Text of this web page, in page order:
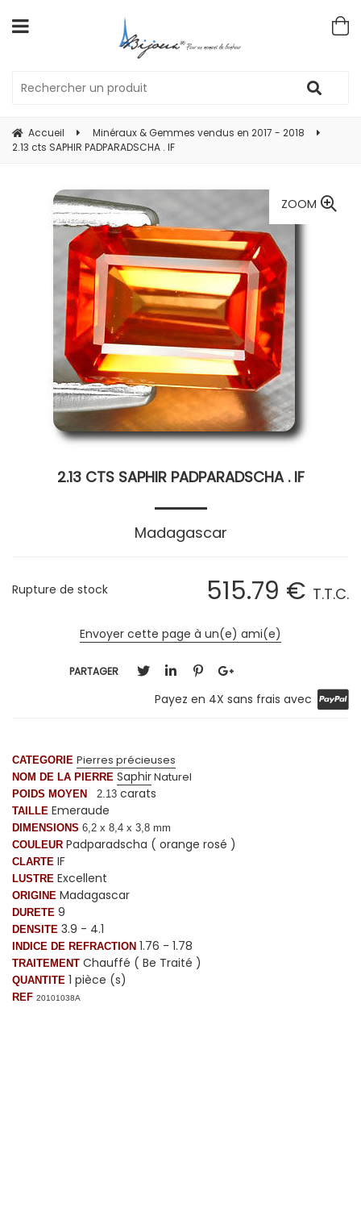
Accueil
Minéraux & Gemmes vendus en 2017 - 2018
2.13 cts SAPHIR PADPARADSCHA . IF
ZOOM
2.13 CTS SAPHIR PADPARADSCHA . IF
Madagascar
515.79 € T.T.C.
Rupture de stock
Envoyer cette page à un(e) ami(e)
PARTAGER
Payez en 4X sans frais avec
CATEGORIE Pierres précieuses
NOM DE LA PIERRE SaphirNaturel
POIDS MOYEN 2.13 carats
TAILLE Emeraude
DIMENSIONS 6,2 x 8,4 x 3,8 mm
COULEUR Padparadscha ( orange rosé )
CLARTE IF
LUSTRE Excellent
ORIGINE Madagascar
DURETE 9
DENSITE 3.9 - 4.1
INDICE DE REFRACTION 1.76 - 1.78
TRAITEMENT Chauffé ( Be Traité )
QUANTITE 1 pièce (s)
REF 20101038A